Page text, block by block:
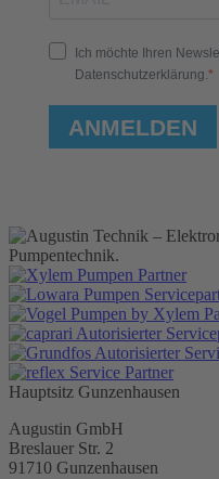
Ich möchte Ihren
Datenschutzerklärung.
ANMELDEN
Hauptsitz Gunzenhausen
Augustin GmbH
Breslauer Str. 2
91710 Gunzenhausen